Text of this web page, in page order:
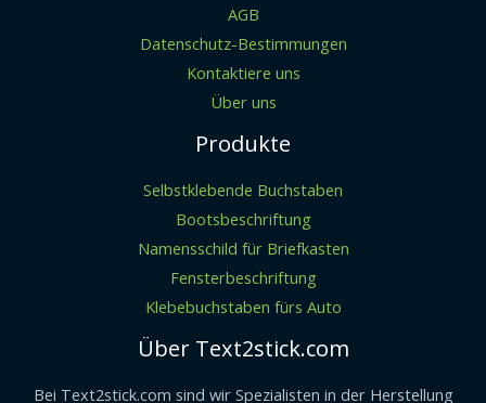
AGB
Datenschutz-Bestimmungen
Kontaktiere uns
Über uns
Produkte
Selbstklebende Buchstaben
Bootsbeschriftung
Namensschild für Briefkasten
Fensterbeschriftung
Klebebuchstaben fürs Auto
Über Text2stick.com
Bei Text2stick.com sind wir Spezialisten in der Herstellung